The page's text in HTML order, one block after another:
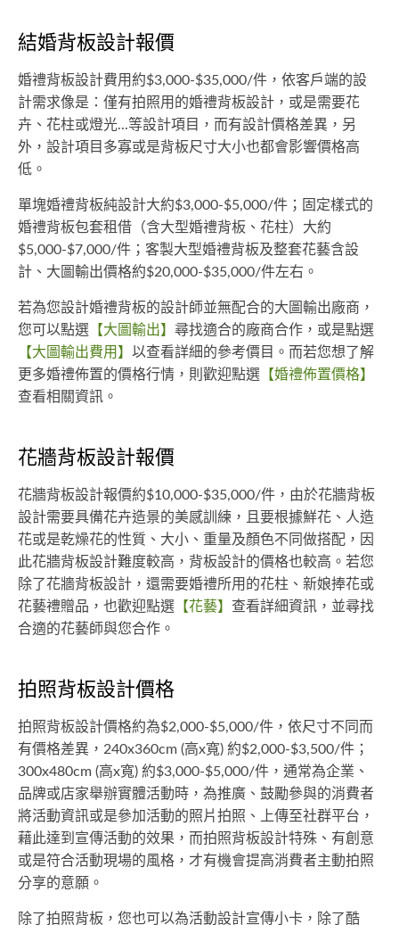
結婚背板設計報價
婚禮背板設計費用約$3,000-$35,000/件，依客戶端的設
計需求像是：僅有拍照用的婚禮背板設計，或是需要花
卉、花柱或燈光...等設計項目，而有設計價格差異，另
外，設計項目多寡或是背板尺寸大小也都會影響價格高
低。
單塊婚禮背板純設計大約$3,000-$5,000/件；固定樣式的
婚禮背板包套租借（含大型婚禮背板、花柱）大約
$5,000-$7,000/件；客製大型婚禮背板及整套花藝含設
計、大圖輸出價格約$20,000-$35,000/件左右。
若為您設計婚禮背板的設計師並無配合的大圖輸出廠商，
您可以點選 【大圖輸出】 尋找適合的廠商合作，或是點選
【大圖輸出費用】 以查看詳細的參考價目。而若您想了解
更多婚禮佈置的價格行情，則歡迎點選 【婚禮佈置價格】
查看相關資訊。
花牆背板設計報價
花牆背板設計報價約$10,000-$35,000/件，由於花牆背板
設計需要具備花卉造景的美感訓練，且要根據鮮花、人造
花或是乾燥花的性質、大小、重量及顏色不同做搭配，因
此花牆背板設計難度較高，背板設計的價格也較高。若您
除了花牆背板設計，還需要婚禮所用的花柱、新娘捧花或
花藝禮贈品，也歡迎點選 【花藝】 查看詳細資訊，並尋找
合適的花藝師與您合作。
拍照背板設計價格
拍照背板設計價格約為$2,000-$5,000/件，依尺寸不同而
有價格差異，240x360cm (高x寬) 約$2,000-$3,500/件；
300x480cm (高x寬) 約$3,000-$5,000/件，通常為企業、
品牌或店家舉辦實體活動時，為推廣、鼓勵參與的消費者
將活動資訊或是參加活動的照片拍照、上傳至社群平台，
藉此達到宣傳活動的效果，而拍照背板設計特殊、有創意
或是符合活動現場的風格，才有機會提高消費者主動拍照
分享的意願。
除了拍照背板，您也可以為活動設計宣傳小卡，除了酷